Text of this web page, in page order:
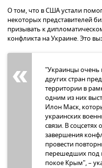
О том, что в США устали
некоторых представителей
призывать к
конфликта на Украине. Это
"Украинцы
других стран
территории в
одним из них
Илон Маск,
украинских
связи. В
завершения
провести
перешедших под
покое Крым", –